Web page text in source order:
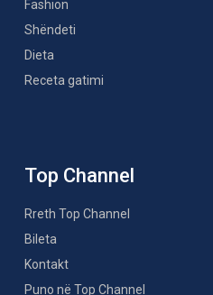
Fashion
Shëndeti
Dieta
Receta gatimi
Top Channel
Rreth Top Channel
Bileta
Kontakt
Puno në Top Channel